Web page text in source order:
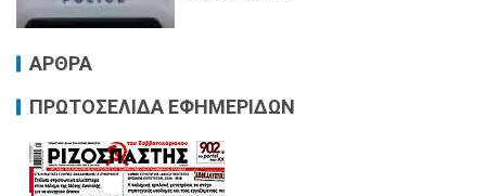
ΑΡΘΡΑ
ΠΡΩΤΟΣΕΛΙΔΑ ΕΦΗΜΕΡΙΔΩΝ